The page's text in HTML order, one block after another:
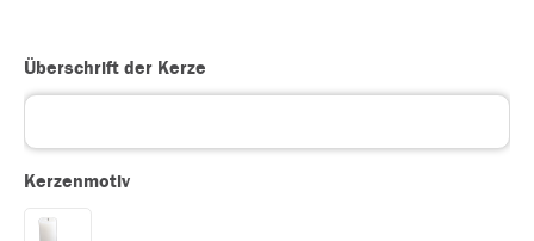
Überschrift der Kerze
Kerzenmotiv